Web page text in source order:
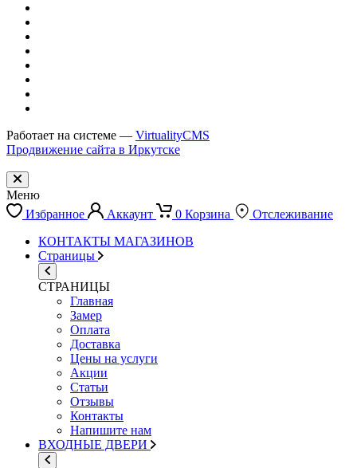
Работает на системе — VirtualityCMS
Продвижение сайта в Иркутске
Меню
Избранное
Аккаунт 0 Корзина
Отслеживание
КОНТАКТЫ МАГАЗИНОВ
Страницы
СТРАНИЦЫ
Главная
Замер
Оплата
Доставка
Цены на услуги
Акции
Статьи
Отзывы
Контакты
Напишите нам
ВХОДНЫЕ ДВЕРИ